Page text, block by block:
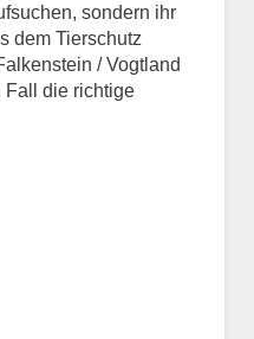
sondern ihr
dem Tierschutz
/ Vogtland
Fall die richtige